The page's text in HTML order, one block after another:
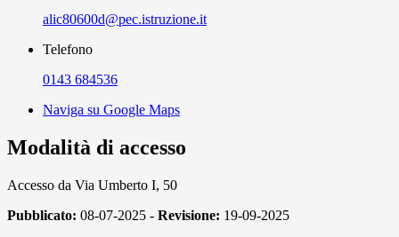
alic80600d@pec.istruzione.it
Telefono
0143 684536
Naviga su Google Maps
Modalità di accesso
Accesso da Via Umberto I, 50
Pubblicato: 08-07-2025 - Revisione: 19-09-2025